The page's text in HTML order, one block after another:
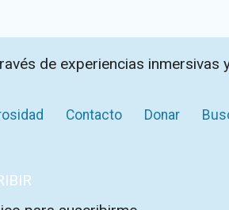
de experiencias inmersivas
Contacto Donar